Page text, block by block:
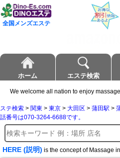
全国メンズエステ
ホーム エステ検索
We welcome all nation to enjoy
ステ検索 > 関東 > 東京 > 大田区 > 蒲田駅 >
話番号は070-3264-6688です。
HERE (説明) is the concept of Massage